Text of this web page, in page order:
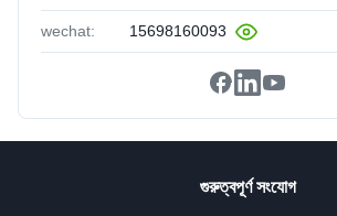
wechat: 15698160093
গুরুত্বপূর্ণ সংযোগ